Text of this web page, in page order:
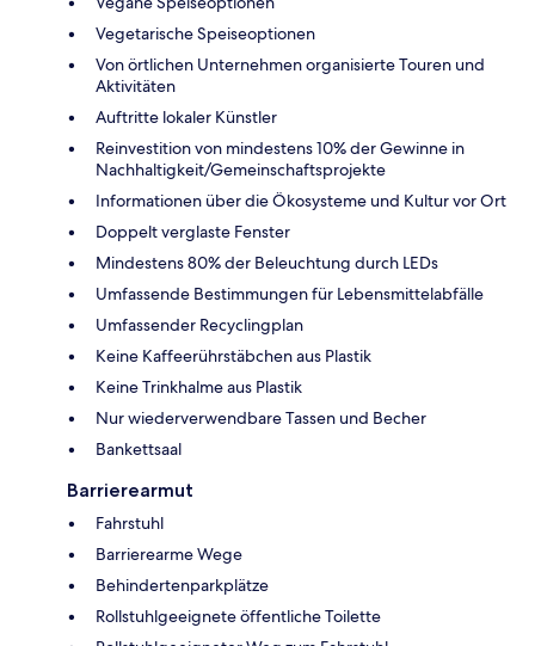
Vegetarische Speiseoptionen
Von örtlichen Unternehmen organisierte Touren und
Aktivitäten
Auftritte lokaler Künstler
Reinvestition von mindestens 10% der Gewinne in
Nachhaltigkeit/Gemeinschaftsprojekte
Informationen über die Ökosysteme und Kultur vor Ort
Doppelt verglaste Fenster
Mindestens 80% der Beleuchtung durch LEDs
Umfassende Bestimmungen für Lebensmittelabfälle
Umfassender Recyclingplan
Keine Kaffeerührstäbchen aus Plastik
Keine Trinkhalme aus Plastik
Nur wiederverwendbare Tassen und Becher
Bankettsaal
Barrierearmut
Fahrstuhl
Barrierearme Wege
Behindertenparkplätze
Rollstuhlgeeignete öffentliche Toilette